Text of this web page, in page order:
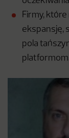
Firmy,
ekspansję,
pola
platformom.